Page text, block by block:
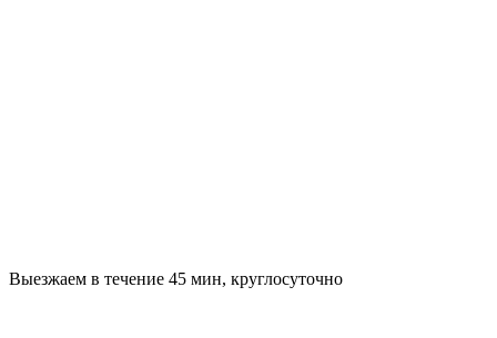
Выезжаем в течение 45 мин, круглосуточно